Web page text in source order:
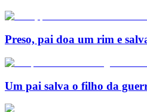
Preso, pai doa um rim e
Um pai salva o filho da